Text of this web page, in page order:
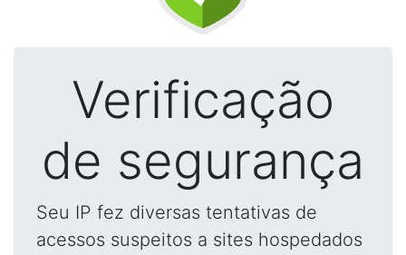
Verificação
de segurança
Seu IP fez diversas tentativas de
acessos suspeitos a sites hospedados